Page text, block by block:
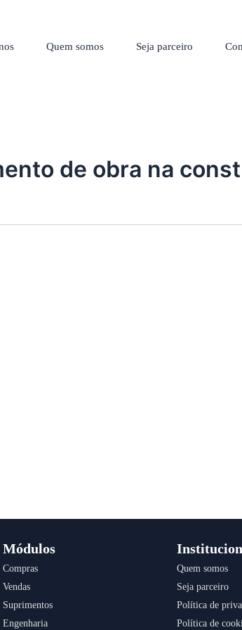
Quem somos Seja parceiro
de obra na
Módulos
Compras
Vendas
Suprimentos
Engenharia
Quem somos
Seja parceiro
Política de
Política de